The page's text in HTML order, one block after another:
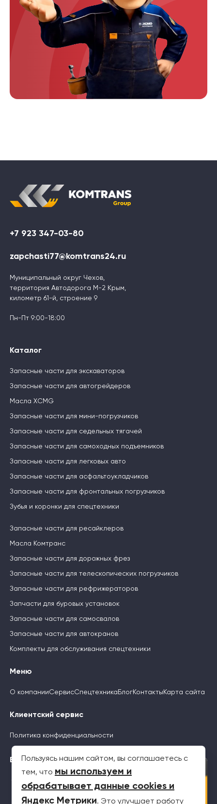
+7 923 347-03-80
zapchasti77@komtrans24.ru
Муниципальный округ Чехов,
территория Автодорога М-2 Крым,
километр 61-й, строение 9
Пн-Пт 9:00-18:00
Каталог
Запасные части для экскаваторов
Запасные части для автогрейдеров
Масла XCMG
Запасные части для мини-погрузчиков
Запасные части для седельных тягачей
Запасные части для самоходных подъемников
Запасные части для легковых авто
Запасные части для асфальтоукладчиков
Запасные части для фронтальных погрузчиков
Зубья и коронки для спецтехники
Запасные части для ресайклеров
Масла Комтранс
Запасные части для дорожных фрез
Запасные части для телескопических погрузчиков
Запасные части для рефрижераторов
Запчасти для буровых установок
Запасные части для самосвалов
Запасные части для автокранов
Комплекты для обслуживания спецтехники
Меню
О компанииСервисСпецтехника БлогКонтакты Карта сайта
Клиентский сервис
Политика конфиденциальности
Будьте с нами
Пользуясь нашим сайтом, вы соглашаетесь с
тем, что мы используем и
обрабатывает данные cookies и
Яндекс Метрики. Это улучшает работу